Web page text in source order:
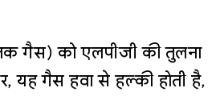
गैस) को एलपीजी की तुलना
यह गैस हवा से हल्की होती है,